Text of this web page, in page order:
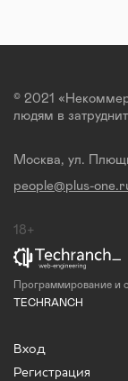
© 2021
людям в
Москва, ул.
people@plus-
18+
Программирование и
TECHRANCH
Вход
Регистрация